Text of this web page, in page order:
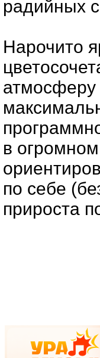
радийных
Нарочито
атмосферу
в
по себе
прироста